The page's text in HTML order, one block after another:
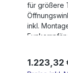
für größere
inkl.
Regulärer
1.223,32